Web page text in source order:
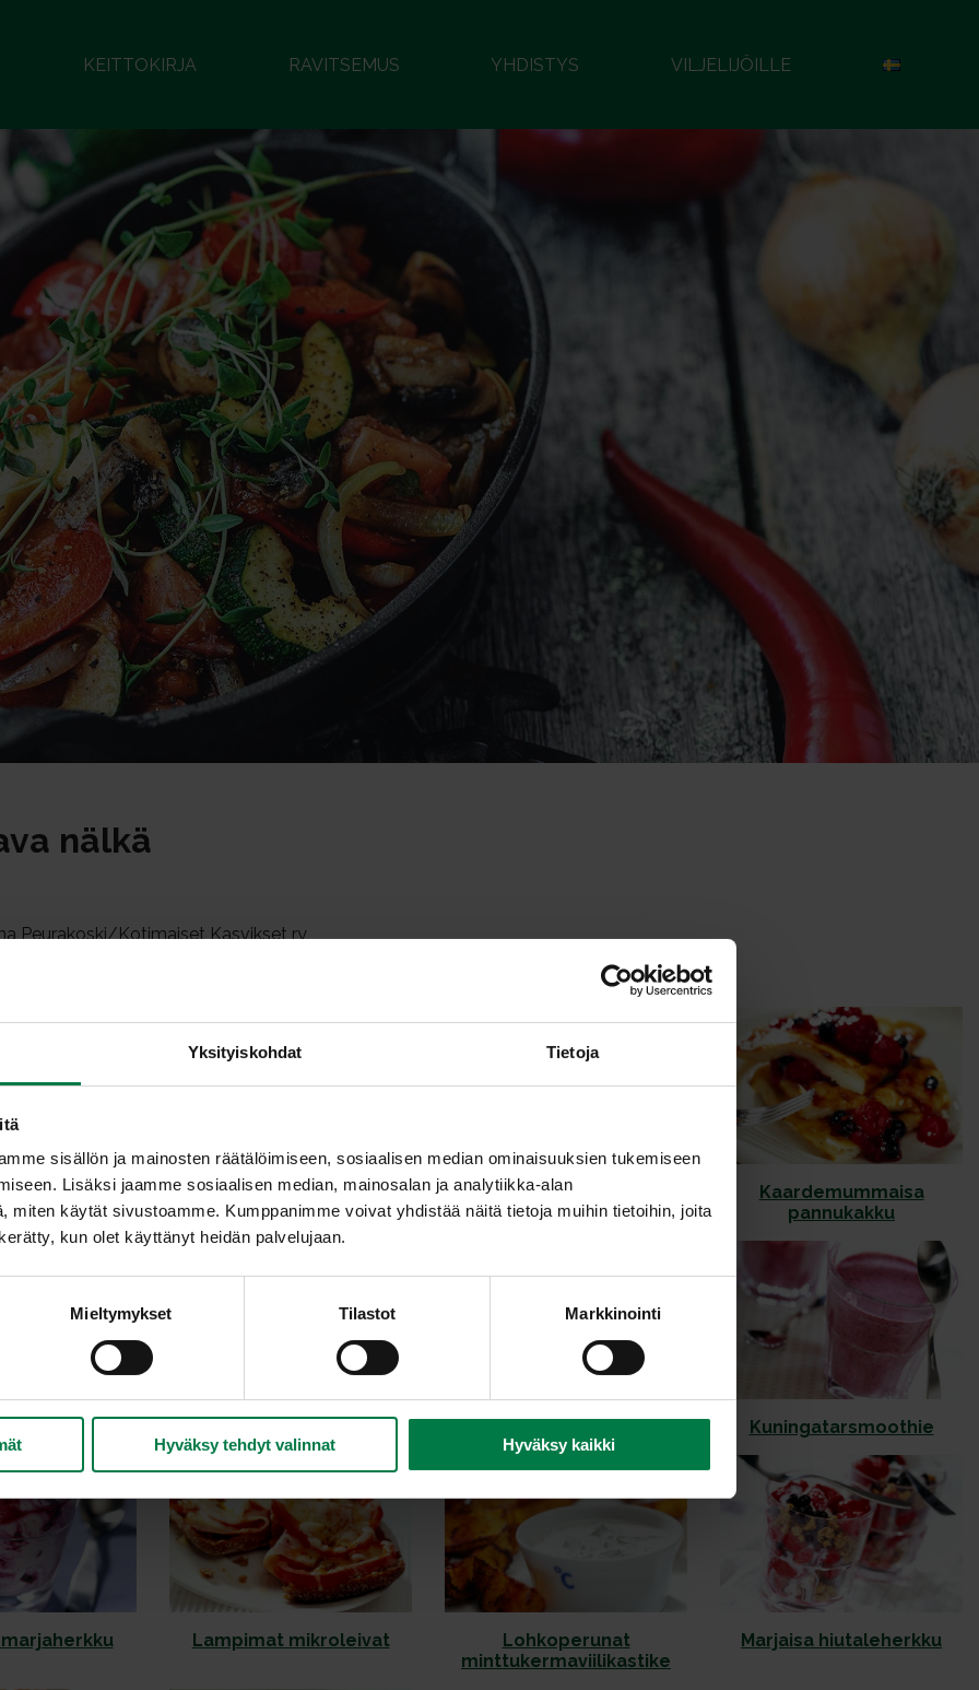
Yksityiskohdat Tietoja
sisällön ja mainosten räätälöimiseen, sosiaalisen median ominaisuuksien tukemiseen
Lisäksi jaamme sosiaalisen median, mainosalan ja analytiikka-alan
miten käytät sivustoamme. Kumppanimme voivat yhdistää näitä tietoja muihin tietoihin, joita
kun olet käyttänyt heidän palvelujaan.
Mieltymykset Tilastot Markkinointi
Hyväksy tehdyt valinnat Hyväksy kaikki
KEITTOKIRJA RAVITSEMUS YHDISTYS VILJELIJÖILLE
nälkä
Peurakoski/Kotimaiset Kasvikset ry
Broilerivartaat uunissa Iltapaiva pitsat
Kaardemummaisa
pannukakku
couscous Kuningatarsmoothie
Lampimat mikroleivat
Lohkoperunat
minttukermaviilikastike
Marjaisa hiutaleherkku